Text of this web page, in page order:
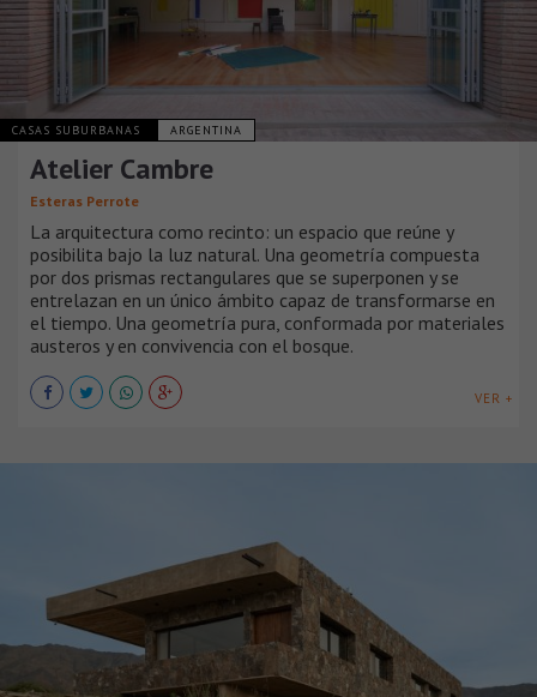
CASAS SUBURBANAS ARGENTINA
Atelier Cambre
Esteras Perrote
La arquitectura como recinto: un espacio que reúne y
posibilita bajo la luz natural. Una geometría compuesta
por dos prismas rectangulares que se superponen y se
entrelazan en un único ámbito capaz de transformarse en
el tiempo. Una geometría pura, conformada por materiales
austeros y en convivencia con el bosque.
VER +